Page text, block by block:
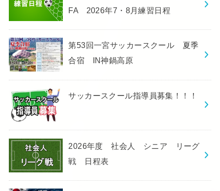
FA 2026年7・8月練習日程
第53回一宮サッカースクール 夏季
合宿 IN神鍋高原
サッカースクール指導員募集！！！
2026年度 社会人 シニア リーグ
戦 日程表